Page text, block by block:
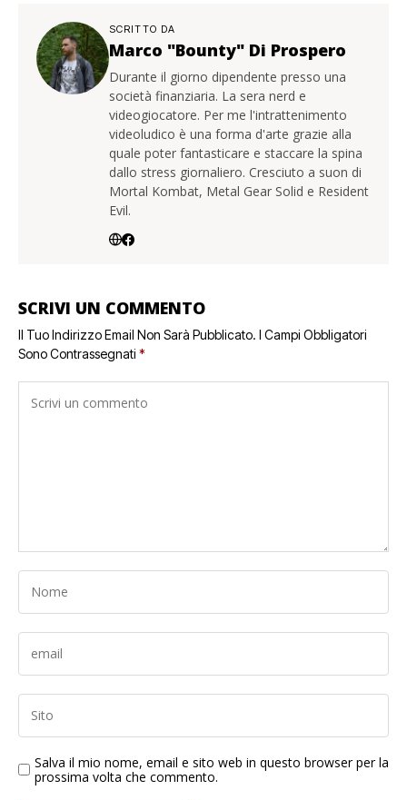
SCRITTO DA
Marco "Bounty" Di Prospero
Durante il giorno dipendente presso una
società finanziaria. La sera nerd e
videogiocatore. Per me l'intrattenimento
videoludico è una forma d'arte grazie alla
quale poter fantasticare e staccare la spina
dallo stress giornaliero. Cresciuto a suon di
Mortal Kombat, Metal Gear Solid e Resident
Evil.
SCRIVI UN COMMENTO
Il Tuo Indirizzo Email Non Sarà Pubblicato. I Campi Obbligatori
Sono Contrassegnati *
Salva il mio nome, email e sito web in questo browser per la
prossima volta che commento.